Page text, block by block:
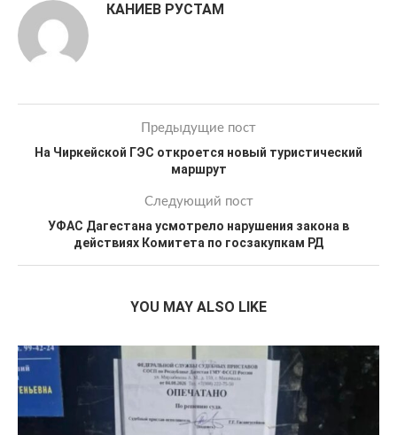
КАНИЕВ РУСТАМ
Предыдущие пост
На Чиркейской ГЭС откроется новый туристический
маршрут
Следующий пост
УФАС Дагестана усмотрело нарушения закона в
действиях Комитета по госзакупкам РД
YOU MAY ALSO LIKE